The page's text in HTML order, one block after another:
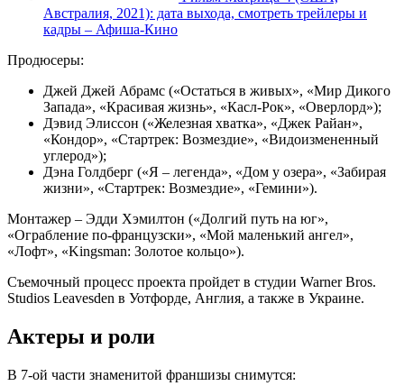
Австралия, 2021): дата выхода, смотреть трейлеры и
кадры – Афиша-Кино
Продюсеры:
Джей Джей Абрамс («Остаться в живых», «Мир Дикого
Запада», «Красивая жизнь», «Касл-Рок», «Оверлорд»);
Дэвид Элиссон («Железная хватка», «Джек Райан»,
«Кондор», «Стартрек: Возмездие», «Видоизмененный
углерод»);
Дэна Голдберг («Я – легенда», «Дом у озера», «Забирая
жизни», «Стартрек: Возмездие», «Гемини»).
Монтажер – Эдди Хэмилтон («Долгий путь на юг»,
«Ограбление по-французски», «Мой маленький ангел»,
«Лофт», «Kingsman: Золотое кольцо»).
Съемочный процесс проекта пройдет в студии Warner Bros.
Studios Leavesden в Уотфорде, Англия, а также в Украине.
Актеры и роли
В 7-ой части знаменитой франшизы снимутся: